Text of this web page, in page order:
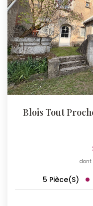
Blois Tout
dont
5 Pièce(s)